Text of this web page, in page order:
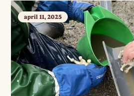
april 11, 2025